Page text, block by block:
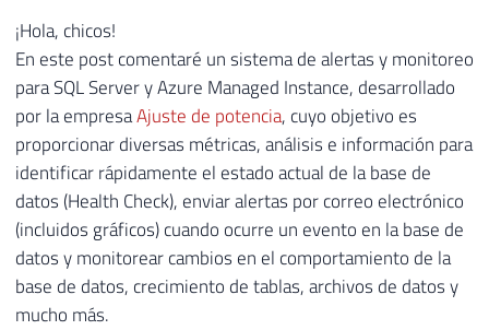
¡Hola, chicos!
En este post comentaré un sistema de alertas y monitoreo
para SQL Server y Azure Managed Instance, desarrollado
por la empresaAjuste de potencia, cuyo objetivo es
proporcionar diversas métricas, análisis e información para
identificar rápidamente el estado actual de la base de
datos (Health Check), enviar alertas por correo electrónico
(incluidos gráficos) cuando ocurre un evento en la base de
datos y monitorear cambios en el comportamiento de la
base de datos, crecimiento de tablas, archivos de datos y
mucho más.